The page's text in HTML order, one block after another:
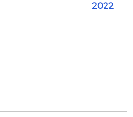
2022